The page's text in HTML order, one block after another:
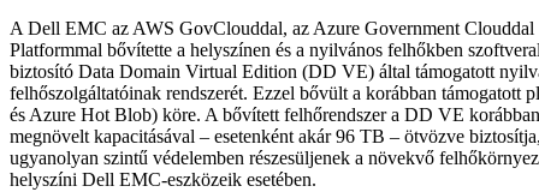
A Dell EMC az AWS GovClouddal, az Azure Government Clouddal
Platformmal bővítette a helyszínen és a nyilvános felhőkben
biztosító Data Domain Virtual Edition (DD VE) által támogatott
felhőszolgáltatóinak rendszerét. Ezzel bővült a korábban támogatott
és Azure Hot Blob) köre. A bővített felhőrendszer a DD VE
megnövelt kapacitásával – esetenként akár 96 TB – ötvözve
ugyanolyan szintű védelemben részesüljenek a növekvő
helyszíni Dell EMC-eszközeik esetében.